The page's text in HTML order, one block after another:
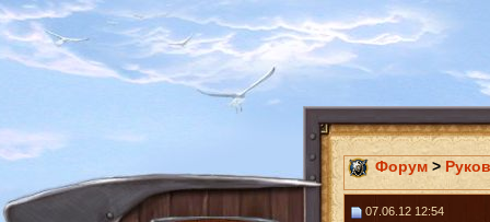
Форум >
07.06.12 12:54